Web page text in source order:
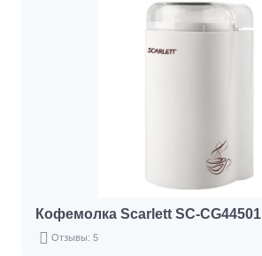
Кофемолка Scarlett SC-CG44501
Отзывы: 5